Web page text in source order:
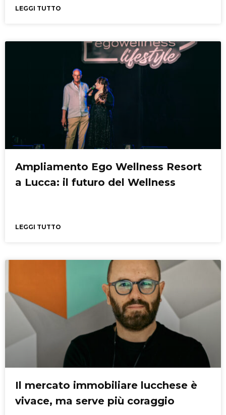
LEGGI TUTTO
Ampliamento Ego Wellness Resort
a Lucca: il futuro del Wellness
LEGGI TUTTO
Il mercato immobiliare lucchese è
vivace, ma serve più coraggio